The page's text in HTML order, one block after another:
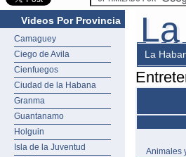
Videos Por Provincia
Camaguey
Ciego de Avila
Cienfuegos
Ciudad de la Habana
Granma
Guantanamo
Holguin
Isla de la Juventud
La
Animales